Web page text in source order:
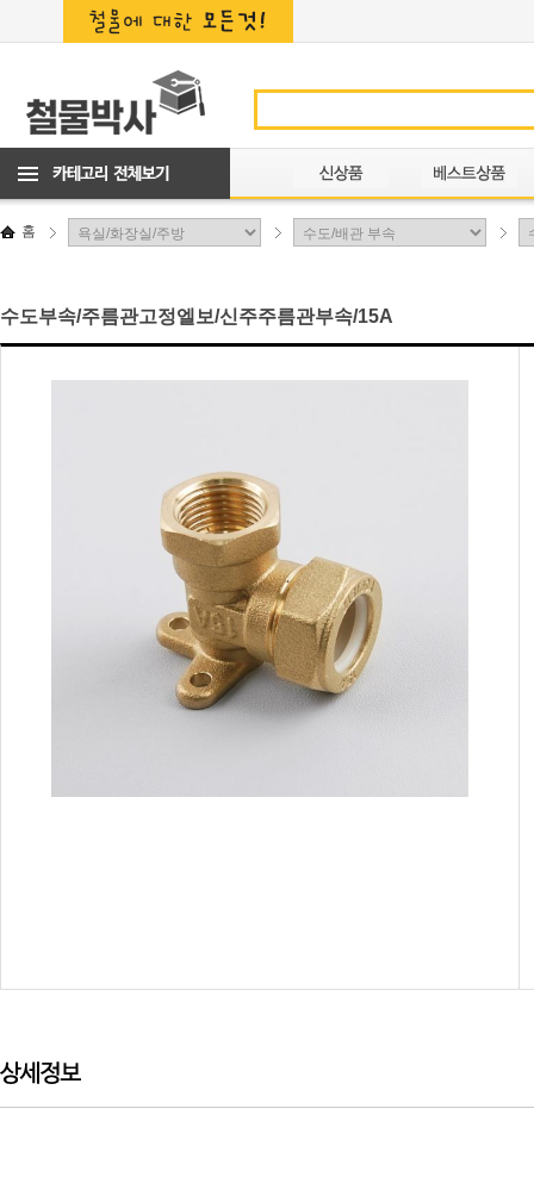
홈
수도부속/주름관고정엘보/신주주름관부속/15A